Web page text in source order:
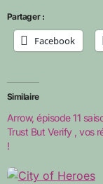
Partager :
Facebook
Similaire
Arrow, épisode 11
Trust But Verify , vos
!